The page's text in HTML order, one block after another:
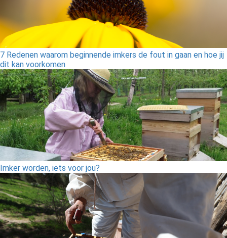
7 Redenen waarom beginnende imkers de fout in gaan en hoe jij
dit kan voorkomen
Imker worden, iets voor jou?